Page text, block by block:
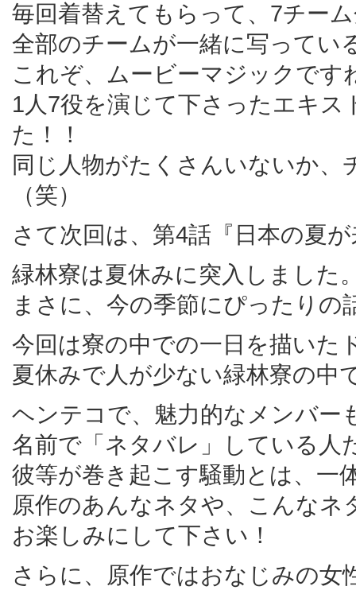
毎回着替えてもらって、7チー
全部のチームが一緒に写ってい
これぞ、ムービーマジックです
1人7役を演じて下さったエキ
た！！
同じ人物がたくさんいないか
（笑）
さて次回は、第4話『日本の夏
緑林寮は夏休みに突入しました
まさに、今の季節にぴったりの
今回は寮の中での一日を描いた
夏休みで人が少ない緑林寮の中
ヘンテコで、魅力的なメンバー
名前で「ネタバレ」している人
彼等が巻き起こす騒動とは、一
原作のあんなネタや、こんなネ
お楽しみにして下さい！
さらに、原作ではおなじみの女